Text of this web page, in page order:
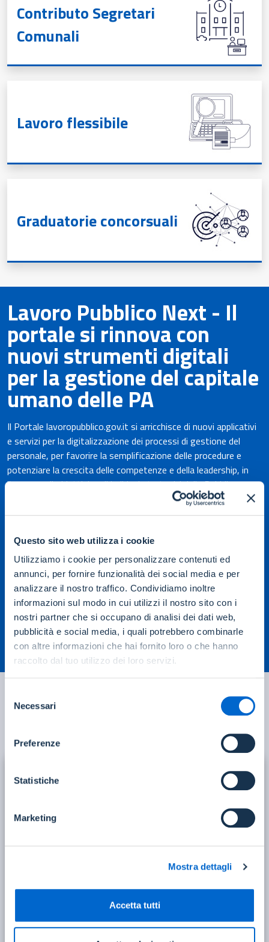
Questo sito web utilizza i cookie
Utilizziamo i cookie per personalizzare contenuti ed
annunci, per fornire funzionalità dei social media e per
analizzare il nostro traffico. Condividiamo inoltre
informazioni sul modo in cui utilizzi il nostro sito con i
nostri partner che si occupano di analisi dei dati web,
pubblicità e social media, i quali potrebbero combinarle
con altre informazioni che hai fornito loro o che hanno
raccolto dal tuo utilizzo dei loro servizi.
delNecessari
Preferenze
Statistiche
Marketing
Mostra dettagli
Accetta tutti
Contributo Segretari
Comunali
Lavoro flessibile
Graduatorie concorsuali
Lavoro Pubblico Next - Il
portale si rinnova con
nuovi strumenti digitali
per la gestione del capitale
umano delle PA
Il Portale lavoropubblico.gov.it si arricchisce di nuovi applicativi
e servizi per la digitalizzazione dei processi di gestione del
personale, per favorire la semplificazione delle procedure e
potenziare la crescita delle competenze e della leadership, in
linea con gli obiettivi e gli indirizzi strategici della Pubblica
Amministrazione. Un ecosistema aggiornato, interoperabile e
accessibile, per valorizzare il capitale umano della PA.
News e approfondimenti